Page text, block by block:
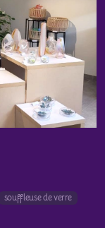
souffleuse de verre